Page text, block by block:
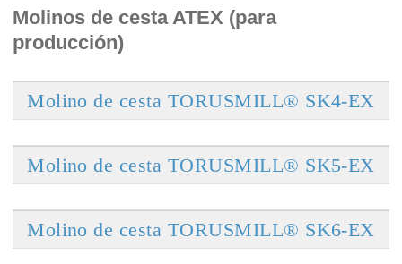
Molinos de cesta ATEX (para
producción)
Molino de cesta TORUSMILL® SK4-EX
Molino de cesta TORUSMILL® SK5-EX
Molino de cesta TORUSMILL® SK6-EX